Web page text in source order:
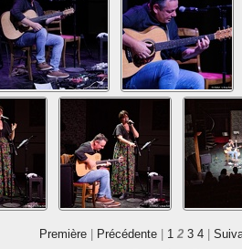
Première| Précédente| 1 2 3 4